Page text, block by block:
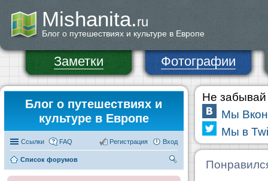
Mishanita.ru
Блог о путешествиях и культуре в Европе
Заметки Фотографии
Блог о путешествиях и
культуре в Европе
Ссылки FAQ Вход
Регистрация
Список форумов
Не забывай
Мы
Мы в